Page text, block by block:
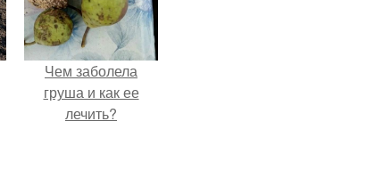
Чем заболела
груша и как ее
лечить?